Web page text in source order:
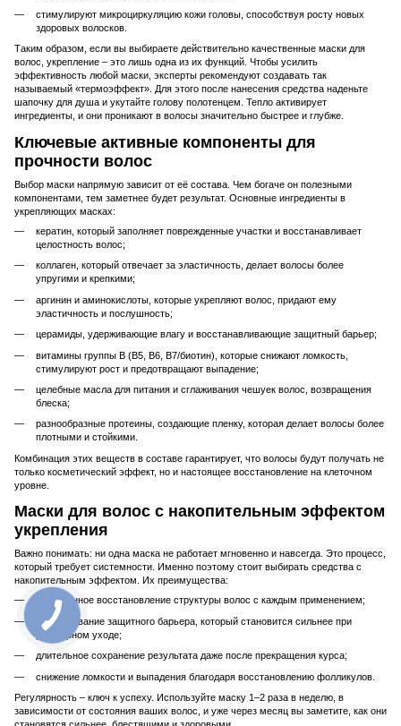
стимулируют микроциркуляцию кожи головы, способствуя росту новых
здоровых волосков.
Таким образом, если вы выбираете действительно качественные маски для
волос, укрепление – это лишь одна из их функций. Чтобы усилить
эффективность любой маски, эксперты рекомендуют создавать так
называемый «термоэффект». Для этого после нанесения средства наденьте
шапочку для душа и укутайте голову полотенцем. Тепло активирует
ингредиенты, и они проникают в волосы значительно быстрее и глубже.
Ключевые активные компоненты для
прочности волос
Выбор маски напрямую зависит от её состава. Чем богаче он полезными
компонентами, тем заметнее будет результат. Основные ингредиенты в
укрепляющих масках:
кератин, который заполняет поврежденные участки и восстанавливает
целостность волос;
коллаген, который отвечает за эластичность, делает волосы более
упругими и крепкими;
аргинин и аминокислоты, которые укрепляют волос, придают ему
эластичность и послушность;
церамиды, удерживающие влагу и восстанавливающие защитный барьер;
витамины группы B (B5, B6, B7/биотин), которые снижают ломкость,
стимулируют рост и предотвращают выпадение;
целебные масла для питания и сглаживания чешуек волос, возвращения
блеска;
разнообразные протеины, создающие пленку, которая делает волосы более
плотными и стойкими.
Комбинация этих веществ в составе гарантирует, что волосы будут получать не
только косметический эффект, но и настоящее восстановление на клеточном
уровне.
Маски для волос с накопительным эффектом
укрепления
Важно понимать: ни одна маска не работает мгновенно и навсегда. Это процесс,
который требует системности. Именно поэтому стоит выбирать средства с
накопительным эффектом. Их преимущества:
постепенное восстановление структуры волос с каждым применением;
формирование защитного барьера, который становится сильнее при
регулярном уходе;
длительное сохранение результата даже после прекращения курса;
снижение ломкости и выпадения благодаря восстановлению фолликулов.
Регулярность – ключ к успеху. Используйте маску 1–2 раза в неделю, в
зависимости от состояния ваших волос, и уже через месяц вы заметите, как они